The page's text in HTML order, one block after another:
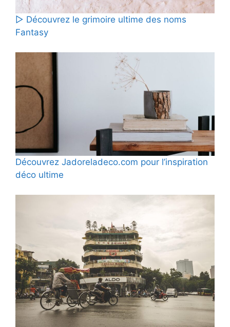
▷ Découvrez le grimoire ultime des noms
Fantasy
Découvrez Jadoreladeco.com pour l’inspiration
déco ultime